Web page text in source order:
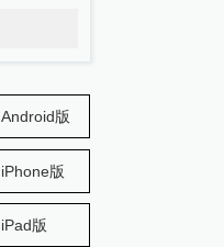
Android版
iPhone版
iPad版